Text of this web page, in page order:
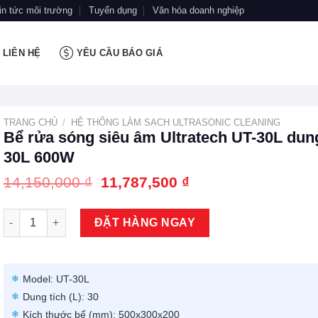
tức môi trường Tuyển dụng Văn hóa doanh nghiệp
LIÊN HỆ YÊU CẦU BÁO GIÁ
TRANG CHỦ / HỆ THỐNG LÀM SẠCH ULTRASONIC CLEANING
Bể rửa sóng siêu âm Ultratech UT-30L
30L 600W
14,150,000₫ Giá
là:
14,150,000 ₫.
11,787,500 ₫Giá
tại
là:
11,787,500 ₫.
Bể rửa sóng siêu âm Ultratech UT-30L dung tích 30L 600W số
ĐẶT HÀNG NGAY
Model: UT-30L
Dung tích (L): 30
Kích thước bể (mm): 500x300x200